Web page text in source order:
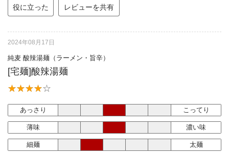
役に立った レビューを共有
2024年08月17日
純麦 酸辣湯麺（ラーメン・旨辛）
[宅麺]酸辣湯麺
あっさり こってり
薄味 濃い味
細麺 太麺